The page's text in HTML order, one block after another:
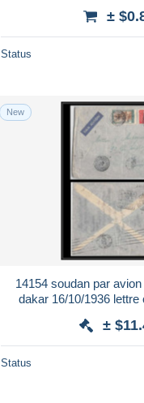
±
Status
New
14154 soudan par
dakar 16/10/1936 lettre
±
Status